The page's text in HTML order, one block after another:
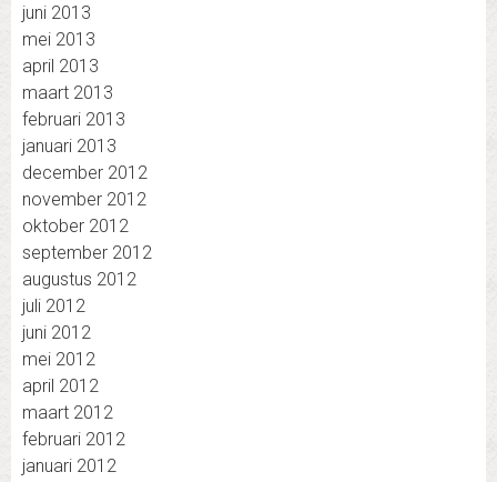
juni 2013
mei 2013
april 2013
maart 2013
februari 2013
januari 2013
december 2012
november 2012
oktober 2012
september 2012
augustus 2012
juli 2012
juni 2012
mei 2012
april 2012
maart 2012
februari 2012
januari 2012